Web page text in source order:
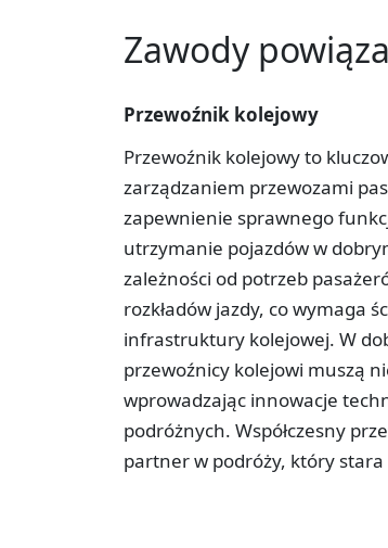
Zawody
Przewoźnik kolejowy
Przewoźnik kolejowy to
zarządzaniem przewozami
zapewnienie sprawnego
utrzymanie pojazdów w
zależności od potrzeb
rozkładów jazdy, co wymaga
infrastruktury kolejowej. W
przewoźnicy kolejowi muszą
wprowadzając innowacje
podróżnych. Współczesny
partner w podróży, który